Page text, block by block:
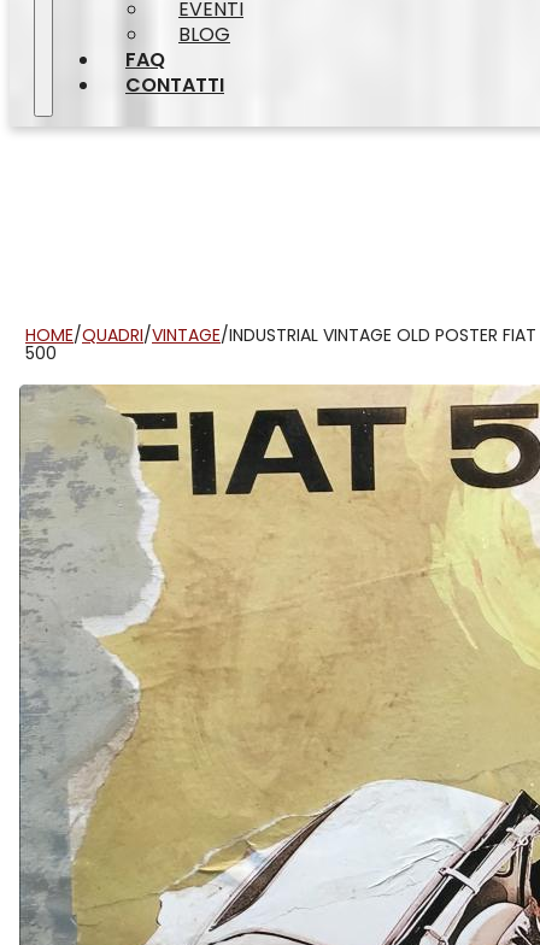
EVENTI
BLOG
FAQ
CONTATTI
HOME/QUADRI/VINTAGE/INDUSTRIAL VINTAGE OLD POSTER FIAT
500